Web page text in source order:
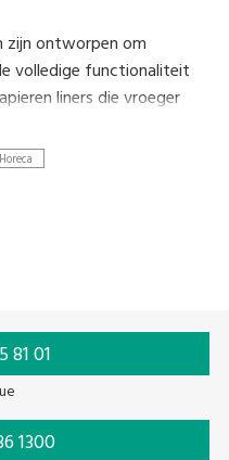
zijn ontworpen om
volledige functionaliteit
liners die vroeger
van etiketten zijn dus
afval van de liners, de
op het etiket, waardoor
wordt beperkt. Linerless
Horeca
81 01
1300